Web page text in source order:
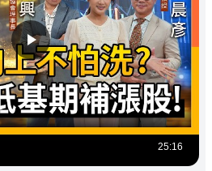
25:16